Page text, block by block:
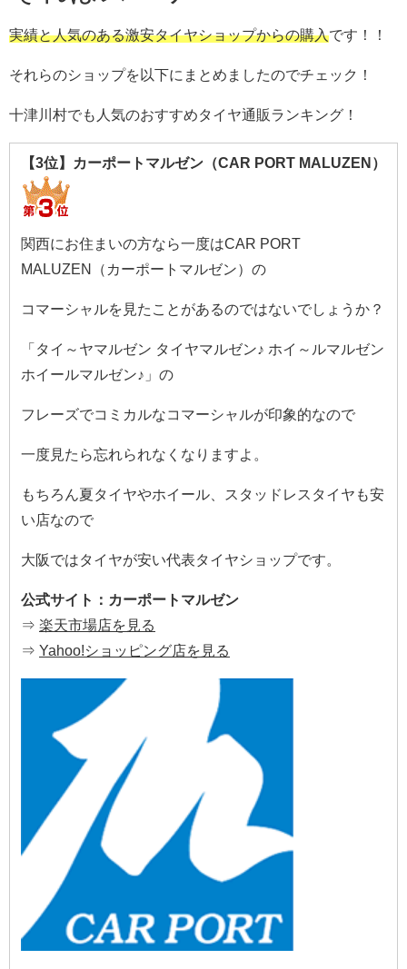
実績と人気のある激安タイヤショップからの購入です！！
それらのショップを以下にまとめましたのでチェック！
十津川村でも人気のおすすめタイヤ通販ランキング！
【3位】カーポートマルゼン（CAR PORT MALUZEN）
関西にお住まいの方なら一度はCAR PORT
MALUZEN（カーポートマルゼン）の
コマーシャルを見たことがあるのではないでしょうか？
「タイ～ヤマルゼン タイヤマルゼン♪ ホイ～ルマルゼン
ホイールマルゼン♪」の
フレーズでコミカルなコマーシャルが印象的なので
一度見たら忘れられなくなりますよ。
もちろん夏タイヤやホイール、スタッドレスタイヤも安
い店なので
大阪ではタイヤが安い代表タイヤショップです。
公式サイト：カーポートマルゼン
⇒ 楽天市場店を見る
⇒ Yahoo!ショッピング店を見る